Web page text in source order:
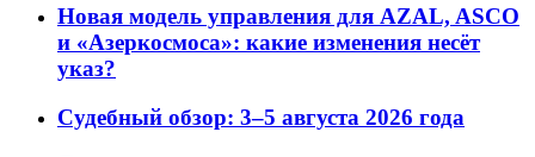
Новая модель управления для AZAL, ASCO
и «Азеркосмоса»: какие изменения несёт
указ?
Судебный обзор: 3–5 августа 2026 года